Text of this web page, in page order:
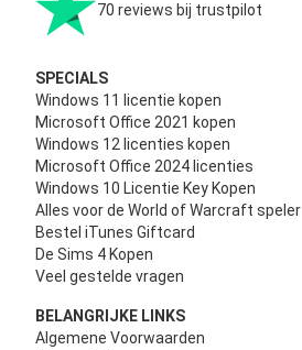
70 reviews bij trustpilot
SPECIALS
Windows 11 licentie kopen
Microsoft Office 2021 kopen
Windows 12 licenties kopen
Microsoft Office 2024 licenties
Windows 10 Licentie Key Kopen
Alles voor de World of Warcraft speler
Bestel iTunes Giftcard
De Sims 4 Kopen
Veel gestelde vragen
BELANGRIJKE LINKS
Algemene Voorwaarden